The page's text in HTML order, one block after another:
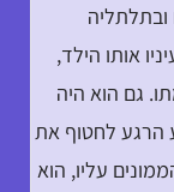
אותו הילד,
גם הוא היה
הרגע לחטוף את
עליו, הוא